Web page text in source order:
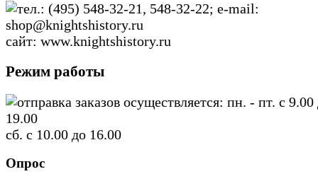
тел.: (495) 548-32-21, 548-32-22; e-mail:
shop@knightshistory.ru
сайт: www.knightshistory.ru
Режим работы
отправка заказов осуществляется: пн. - пт. с 9.00
19.00
сб. с 10.00 до 16.00
Опрос